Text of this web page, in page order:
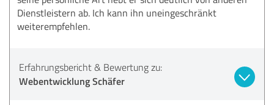
Dienstleistern ab. Ich kann ihn uneingeschränkt
weiterempfehlen.
Erfahrungsbericht & Bewertung zu:
Webentwicklung Schäfer